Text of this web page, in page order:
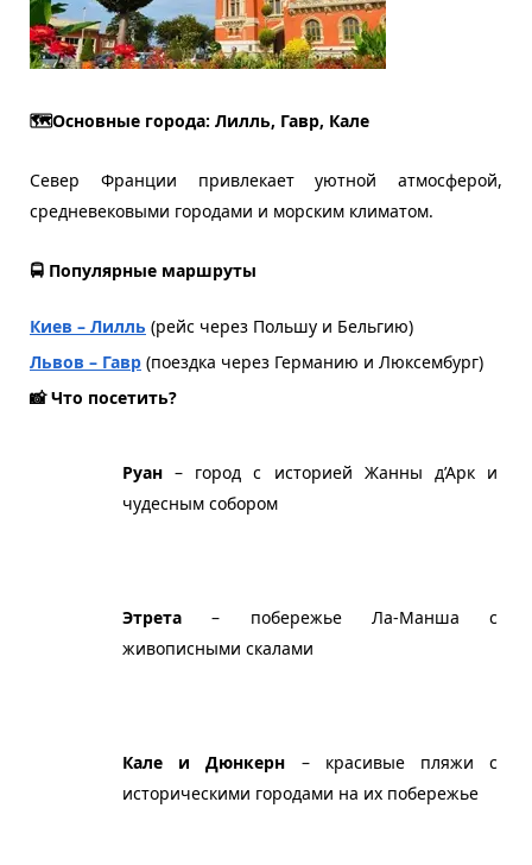
🗺️Основные города: Лилль, Гавр, Кале
Север Франции привлекает уютной атмосферой,
средневековыми городами и морским климатом.
🚍 Популярные маршруты
Киев – Лилль (рейс через Польшу и Бельгию)
Львов – Гавр (поездка через Германию и Люксембург)
📸 Что посетить?
Руан – город с историей Жанны д’Арк и
чудесным собором
Этрета – побережье Ла-Манша с
живописными скалами
Кале и Дюнкерн – красивые пляжи с
историческими городами на их побережье